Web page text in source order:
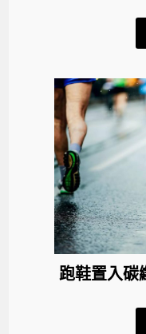
跑鞋置入碳